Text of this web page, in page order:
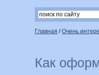
Главная /Очень
Как